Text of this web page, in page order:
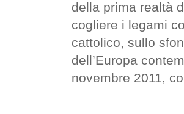
della prima realtà
cogliere i legami
cattolico, sullo
dell’Europa
novembre 2011,